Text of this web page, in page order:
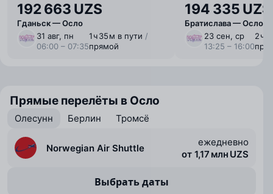
192 663 UZS
Гданьск — Осло
31 авг, пн
06:00 – 07:35
1 ⁠ч 35 ⁠м в пути /
прямой
194 335 UZS
Братислава — Осло
23 сен, ср
13:25 – 16:00
2 ⁠ч
Прямые перелёты в Осло
Олесунн Берлин Тромсё
Norwegian Air Shuttle
ежедневно
от 1,17 млн UZS
Выбрать даты